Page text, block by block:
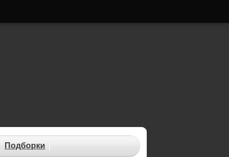
Подборки